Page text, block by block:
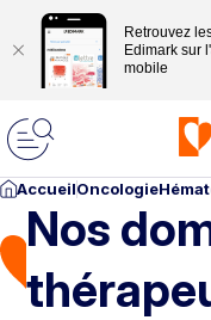
Retrouvez
Edimark sur
mobile
AccueilOncologie
Nos